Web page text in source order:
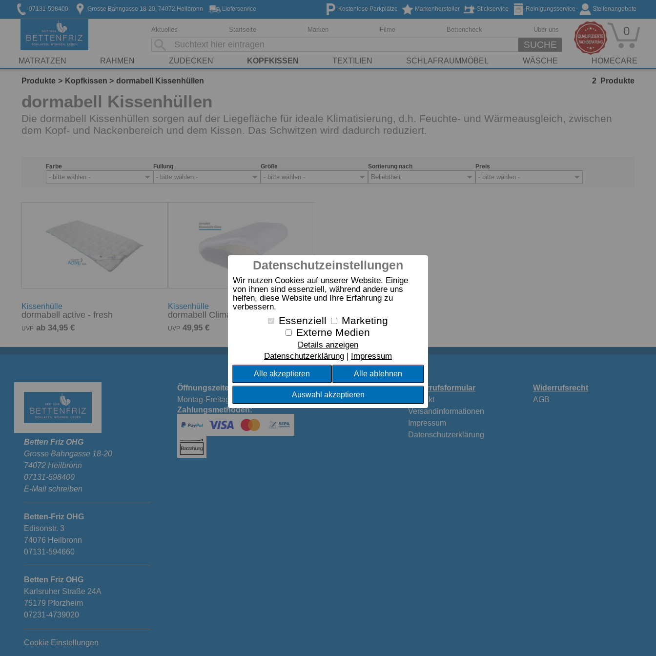
Datenschutzeinstellungen
Wir nutzen Cookies auf unserer Website. Einige
von ihnen sind essenziell, während andere uns
helfen, diese Website und Ihre Erfahrung zu
verbessern.
Essenziell
Marketing
Externe Medien
Details anzeigen
Datenschutzerklärung
Impressum
Alle akzeptieren Alle ablehnen
Auswahl akzeptieren
07131-598400 Grosse Bahngasse 18-20, 74072 Heilbronn Lieferservice Stellenangebote
Reinigungsservice
Stickservice
Markenhersteller
Kostenlose Parkplätze
Aktuelles Startseite Marken Filme Bettencheck Über uns
SUCHE
0
MATRATZEN RAHMEN ZUDECKEN KOPFKISSEN TEXTILIEN SCHLAFRAUMMÖBEL WÄSCHE HOMECARE
Produkte Kopfkissen dormabell Kissenhüllen 2 Produkte
dormabell Kissenhüllen
Die dormabell Kissenhüllen sorgen auf der Liegefläche für ideale Klimatisierung, d.h. Feuchte- und Wärmeausgleich, zwischen
dem Kopf- und Nackenbereich und dem Kissen. Das Schwitzen wird dadurch reduziert.
Farbe
- bitte wählen -
Füllung
- bitte wählen -
Größe
- bitte wählen -
Sortierung nach
Beliebtheit
Preis
- bitte wählen -
Kissenhülle
dormabell active - fresh
UVP ab 34,95 €
Kissenhülle
dormabell Clima
UVP 49,95 €
Betten Friz OHG
Grosse Bahngasse 18-20
74072 Heilbronn
07131-598400
E-Mail schreiben
Betten-Friz OHG
Edisonstr. 3
74076 Heilbronn
07131-594660
Betten Friz OHG
Karlsruher Straße 24A
75179 Pforzheim
07231-4739020
Cookie Einstellungen
Öffnungszeiten:
Montag-Freitag 9.30-18.30 UhrSamstag 9.30-18.00 Uhr
Zahlungsmethoden:
Widerrufsformular
Kontakt
Versandinformationen
Impressum
Datenschutzerklärung
Widerrufsrecht
AGB